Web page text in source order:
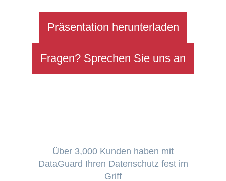
Präsentation herunterladen
Fragen? Sprechen Sie uns an
Über 3,000 Kunden haben mit
DataGuard Ihren Datenschutz fest im
Griff